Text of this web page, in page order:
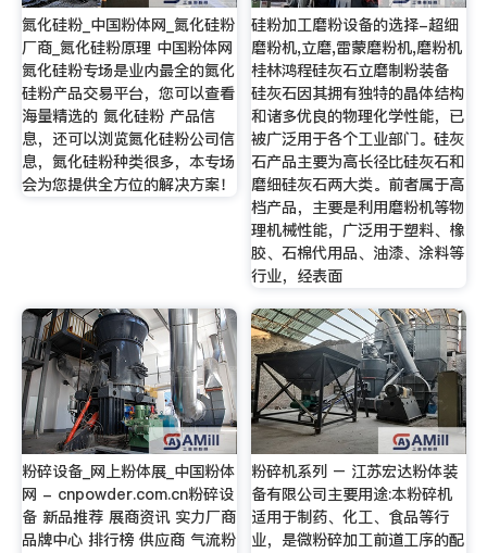
氮化硅粉_中国粉体网_氮化硅粉
厂商_氮化硅粉原理 中国粉体网
氮化硅粉专场是业内最全的氮化
硅粉产品交易平台，您可以查看
海量精选的 氮化硅粉 产品信
息，还可以浏览氮化硅粉公司信
息，氮化硅粉种类很多，本专场
会为您提供全方位的解决方案！
硅粉加工磨粉设备的选择-超细
磨粉机,立磨,雷蒙磨粉机,磨粉机
桂林鸿程硅灰石立磨制粉装备
硅灰石因其拥有独特的晶体结构
和诸多优良的物理化学性能，已
被广泛用于各个工业部门。硅灰
石产品主要为高长径比硅灰石和
磨细硅灰石两大类。前者属于高
档产品，主要是利用磨粉机等物
理机械性能，广泛用于塑料、橡
胶、石棉代用品、油漆、涂料等
行业，经表面
粉碎设备_网上粉体展_中国粉体
网 - cnpowder.com.cn粉碎设
备 新品推荐 展商资讯 实力厂商
品牌中心 排行榜 供应商 气流粉
粉碎机系列 – 江苏宏达粉体装
备有限公司主要用途:本粉碎机
适用于制药、化工、食品等行
业，是微粉碎加工前道工序的配